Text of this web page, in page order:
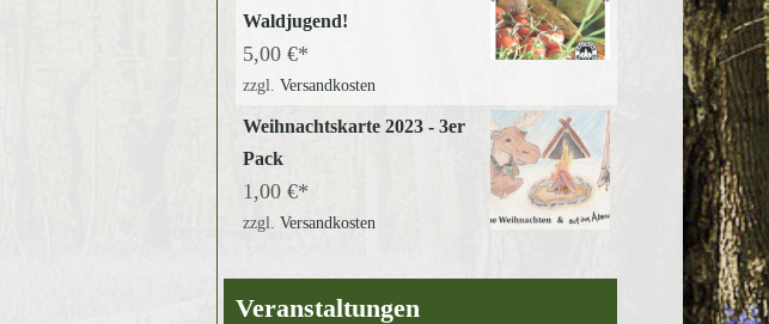
Waldjugend!
5,00 €
zzgl. Versandkosten
Weihnachtskarte 2023 - 3er
Pack
1,00 €
zzgl. Versandkosten
Veranstaltungen